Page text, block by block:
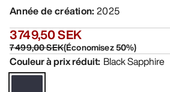
Année de création: 2025
3 749,50 SEK
7 499,00 SEK(Économisez50%)
Couleur à prix réduit: Black Sapphire